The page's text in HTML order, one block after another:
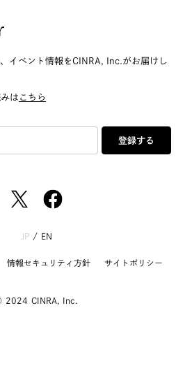
イベント情報をCINRA, Inc.がお届けし
は こちら
登録する
JP/ EN
情報セキュリティ方針 サイトポリシー
2024 CINRA, Inc.